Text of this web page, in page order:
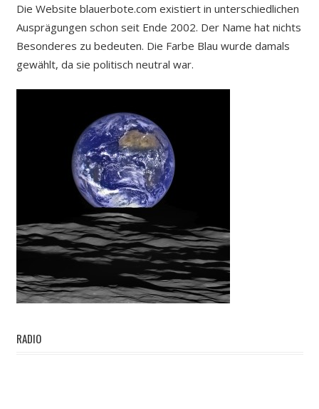
Die Website blauerbote.com existiert in unterschiedlichen
Ausprägungen schon seit Ende 2002. Der Name hat nichts
Besonderes zu bedeuten. Die Farbe Blau wurde damals
gewählt, da sie politisch neutral war.
RADIO